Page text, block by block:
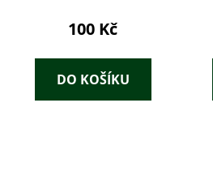
100 Kč
DO KOŠÍKU